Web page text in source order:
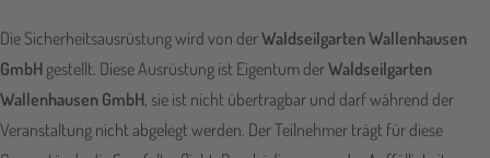
Die Sicherheitsausrüstung wird von derWaldseilgarten Wallenhausen
GmbH gestellt. Diese Ausrüstung ist Eigentum derWaldseilgarten
Wallenhausen GmbH, sie ist nicht übertragbar und darf während der
Veranstaltung nicht abgelegt werden. Der Teilnehmer trägt für diese